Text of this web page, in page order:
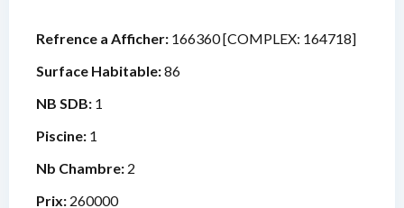
Refrence a Afficher: 166360 [COMPLEX: 164718]
Surface Habitable:86
NB SDB: 1
Piscine: 1
Nb Chambre: 2
Prix: 260000